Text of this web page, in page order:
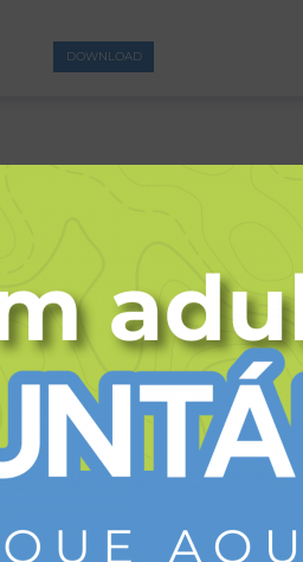
DOWNLOAD
CAN 01/2024
a Política Nacional de Relações
dos Escoteiros do Brasil
DOWNLOAD